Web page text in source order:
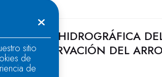
HIDROGRÁFICA
CONSERVACIÓN DEL
sitio
de
de